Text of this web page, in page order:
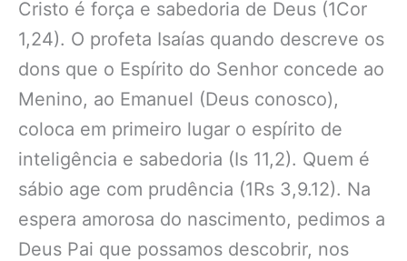
Cristo é força e sabedoria de Deus (1Cor
1,24). O profeta Isaías quando descreve os
dons que o Espírito do Senhor concede ao
Menino, ao Emanuel (Deus conosco),
coloca em primeiro lugar o espírito de
inteligência e sabedoria (Is 11,2). Quem é
sábio age com prudência (1Rs 3,9.12). Na
espera amorosa do nascimento, pedimos a
Deus Pai que possamos descobrir, nos